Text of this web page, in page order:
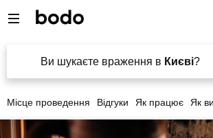
Ви шукаєте враження в Києві?
Місце проведення Відгуки Як працює Як